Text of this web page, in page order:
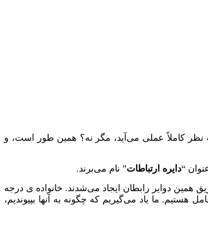
نظر کاملاً عملی می‌آید، مگر نه؟ همین طور است، و
“دایره ارتباطات” نام می‌برند.
دوایر رابطان ایجاد می‌شدند. خانواده ی درجه
هستیم. ما یاد می‌گیریم که چگونه به آنها بپیوندیم،